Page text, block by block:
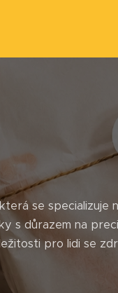
se specializuje
s důrazem na
pro lidi se